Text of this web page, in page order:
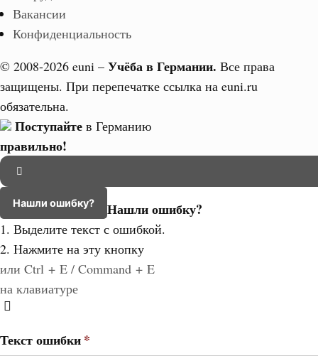
Вакансии
Конфиденциальность
© 2008-2026 euni – Учёба в Германии. Все права
защищены. При перепечатке ссылка на euni.ru
обязательна.
Поступайте в Германию
правильно!
Нашли ошибку? Нашли ошибку?
1. Выделите текст с ошибкой.
2. Нажмите на эту кнопку
или Ctrl + E / Command + E
на клавиатуре
Текст ошибки*